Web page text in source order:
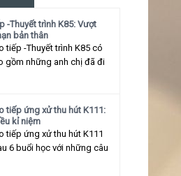
-Thuyết trình K85: Vượt
bản thân
tiếp -Thuyết trình K85 có
gồm những anh chị đã đi
tiếp ứng xử thu hút K111:
kỉ niệm
tiếp ứng xử thu hút K111
6 buổi học với những câu